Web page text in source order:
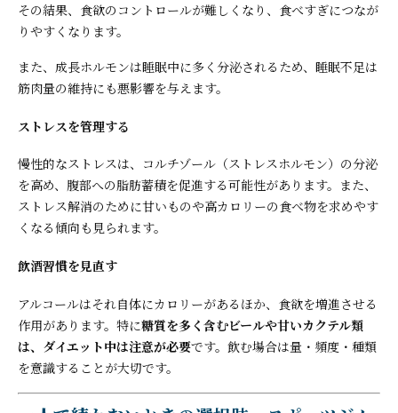
その結果、食欲のコントロールが難しくなり、食べすぎにつなが
りやすくなります。
また、成長ホルモンは睡眠中に多く分泌されるため、睡眠不足は
筋肉量の維持にも悪影響を与えます。
ストレスを管理する
慢性的なストレスは、コルチゾール（ストレスホルモン）の分泌
を高め、腹部への脂肪蓄積を促進する可能性があります。また、
ストレス解消のために甘いものや高カロリーの食べ物を求めやす
くなる傾向も見られます。
飲酒習慣を見直す
アルコールはそれ自体にカロリーがあるほか、食欲を増進させる
作用があります。特に糖質を多く含むビールや甘いカクテル類
は、ダイエット中は注意が必要です。飲む場合は量・頻度・種類
を意識することが大切です。